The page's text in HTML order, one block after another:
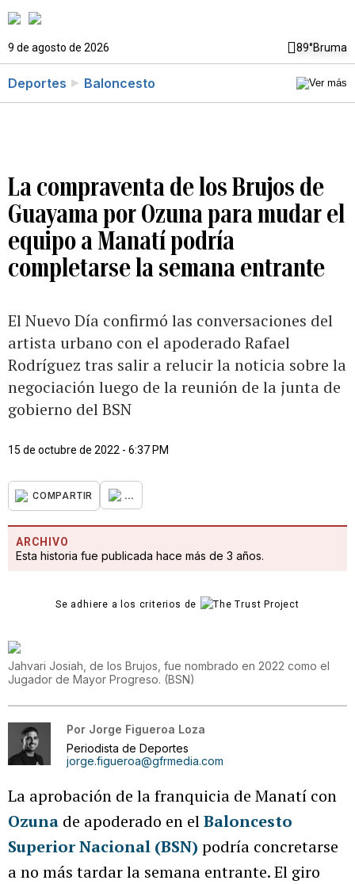
9 de agosto de 2026 89°Bruma
Deportes Baloncesto
La compraventa de los Brujos de
Guayama por Ozuna para mudar el
equipo a Manatí podría
completarse la semana entrante
El Nuevo Día confirmó las conversaciones del
artista urbano con el apoderado Rafael
Rodríguez tras salir a relucir la noticia sobre la
negociación luego de la reunión de la junta de
gobierno del BSN
15 de octubre de 2022 - 6:37 PM
COMPARTIR ...
ARCHIVO
Esta historia fue publicada hace más de 3 años.
Se adhiere a los criterios de
Jahvari Josiah, de los Brujos, fue nombrado en 2022 como el
Jugador de Mayor Progreso. (BSN)
Por Jorge Figueroa Loza
Periodista de Deportes
jorge.figueroa@gfrmedia.com
La aprobación de la franquicia de Manatí con
Ozuna de apoderado en elBaloncesto
Superior Nacional (BSN) podría concretarse
a no más tardar la semana entrante. El giro